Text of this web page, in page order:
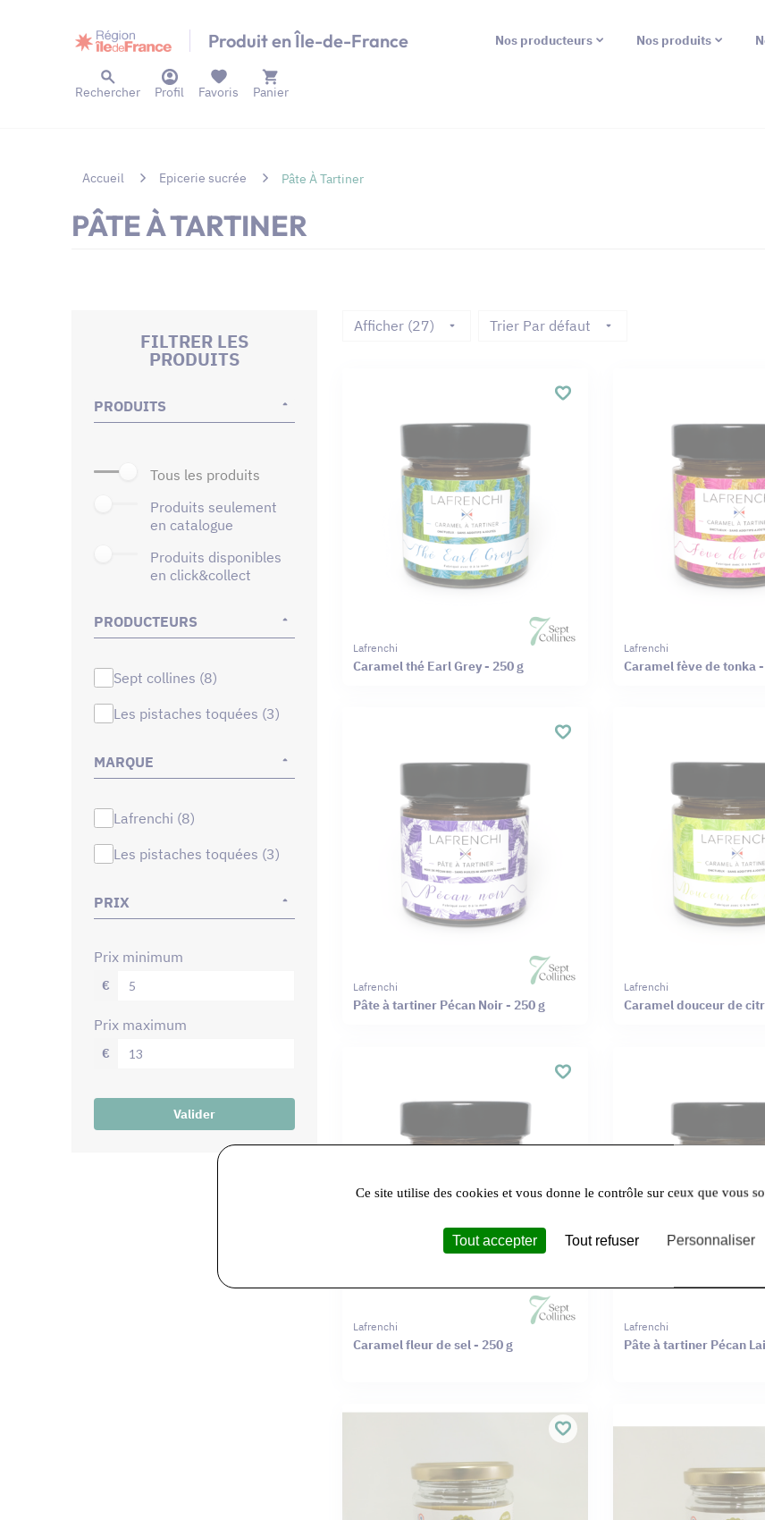
Produit en Île-de-France Nos producteurs Nos produits
Rechercher Profil Panier
Favoris
Accueil Epicerie sucrée Pâte À Tartiner
PÂTE À TARTINER
FILTRER LES
PRODUITS
PRODUITS
tous les produits
produits seulement
en catalogue
produits disponibles
en click&collect
PRODUCTEURS
sept collines (8)
les pistaches toquées (3)
MARQUE
lafrenchi (8)
les pistaches toquées (3)
PRIX
prix minimum
€
prix maximum
€
Valider
Afficher (27) Trier Par défaut
Lafrenchi
Caramel thé Earl Grey - 250 g
Lafrenchi
Caramel fève de tonka
Lafrenchi
Pâte à tartiner Pécan Noir - 250 g
Lafrenchi
Caramel douceur de
Lafrenchi
Caramel fleur de sel - 250 g
Lafrenchi
Pâte à tartiner Pécan
Ce site utilise des cookies et vous donne le contrôle sur ceux que vous
Tout accepter Tout refuser Personnaliser